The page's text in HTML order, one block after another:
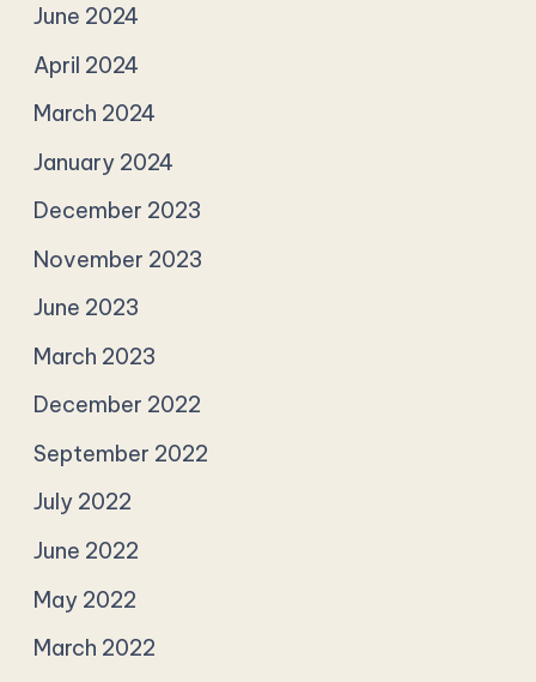
June 2024
April 2024
March 2024
January 2024
December 2023
November 2023
June 2023
March 2023
December 2022
September 2022
July 2022
June 2022
May 2022
March 2022